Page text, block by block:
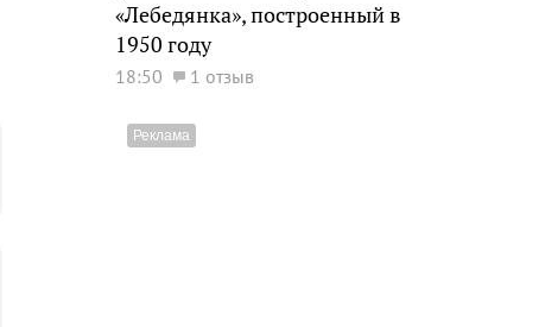
«Лебедянка», построенный в
1950 году
18:50 1 отзыв